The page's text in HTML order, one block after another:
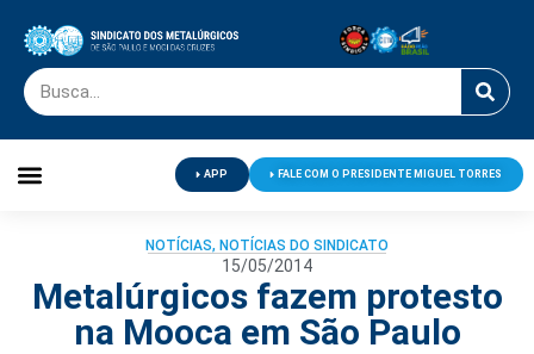
APP FALE COM O PRESIDENTE MIGUEL TORRES
NOTÍCIAS, NOTÍCIAS DO SINDICATO
15/05/2014
Metalúrgicos fazem protesto
na Mooca em São Paulo